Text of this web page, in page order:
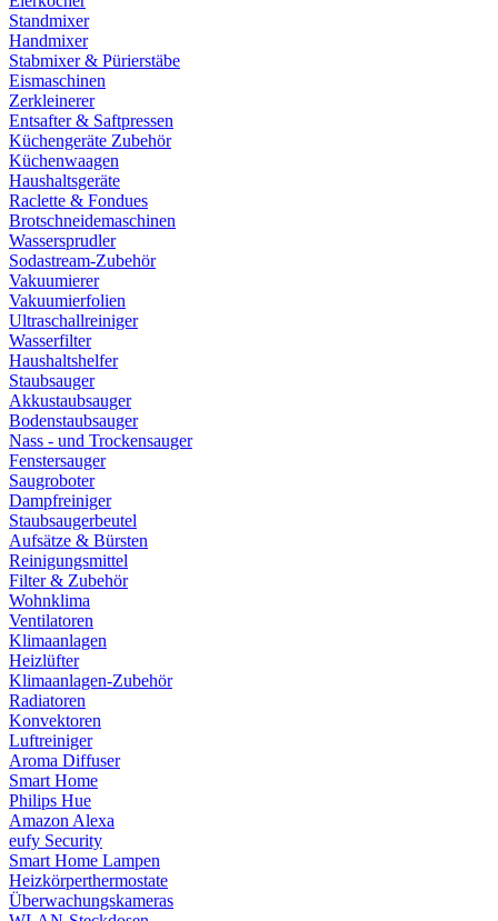
Standmixer
Handmixer
Stabmixer & Pürierstäbe
Eismaschinen
Zerkleinerer
Entsafter & Saftpressen
Küchengeräte Zubehör
Küchenwaagen
Haushaltsgeräte
Raclette & Fondues
Brotschneidemaschinen
Wassersprudler
Sodastream-Zubehör
Vakuumierer
Vakuumierfolien
Ultraschallreiniger
Wasserfilter
Haushaltshelfer
Staubsauger
Akkustaubsauger
Bodenstaubsauger
Nass - und Trockensauger
Fenstersauger
Saugroboter
Dampfreiniger
Staubsaugerbeutel
Aufsätze & Bürsten
Reinigungsmittel
Filter & Zubehör
Wohnklima
Ventilatoren
Klimaanlagen
Heizlüfter
Klimaanlagen-Zubehör
Radiatoren
Konvektoren
Luftreiniger
Aroma Diffuser
Smart Home
Philips Hue
Amazon Alexa
eufy Security
Smart Home Lampen
Heizkörperthermostate
Überwachungskameras